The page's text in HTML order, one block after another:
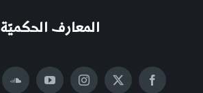
المعارف الحكميّة